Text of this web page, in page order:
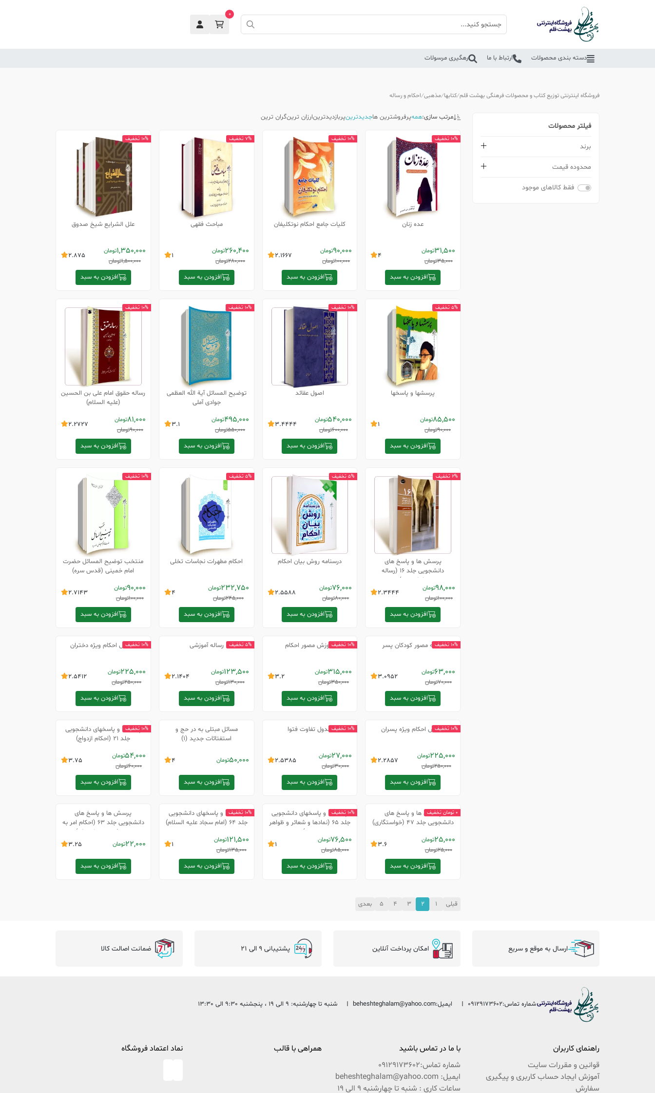
0
دسته بندی محصولات ارتباط با ما رهگیری مرسولات
فروشگاه اینترنتی توزیع کتاب و محصولات فرهنگی بهشت قلم کتابها مذهبی احکام و رساله
فیلتر محصولات
برند
محدوده قیمت
فقط کالاهای موجود
مرتب سازی:همهپرفروشترین هاجدیدترینپربازدیدترینارزان ترینگران ترین
عده زنان
31,500تومان
35,000تومان
4
افزودن به سبد
10% تخفیف
کلیات جامع احکام نوتکلیفان
90,000تومان
100,000تومان
2.1667
افزودن به سبد
10% تخفیف
مباحث فقهی
260,400تومان
280,000تومان
1
افزودن به سبد
7% تخفیف
علل الشرایع شیخ صدوق
1,350,000تومان
1,500,000تومان
2.875
افزودن به سبد
10% تخفیف
پرسشها و پاسخها
85,500تومان
90,000تومان
1
افزودن به سبد
5% تخفیف
اصول عقائد
540,000تومان
600,000تومان
3.4444
افزودن به سبد
10% تخفیف
توضیح المسائل آیة الله العظمی
جوادی آملی
495,000تومان
550,000تومان
3.1
افزودن به سبد
10% تخفیف
رساله حقوق امام علی بن الحسین
(علیه السلام)
81,000تومان
90,000تومان
2.2727
افزودن به سبد
10% تخفیف
پرسش ها و پاسخ های
دانشجویی جلد 16 (رساله
دانشجویی)
98,000تومان
100,000تومان
2.3444
افزودن به سبد
2% تخفیف
درسنامه روش بیان احکام
76,000تومان
80,000تومان
2.5588
افزودن به سبد
5% تخفیف
احکام مطهرات نجاسات تخلی
232,750تومان
245,000تومان
4
افزودن به سبد
5% تخفیف
منتخب توضیح المسائل حضرت
امام خمینی (قدس سره)
90,000تومان
100,000تومان
2.7143
افزودن به سبد
10% تخفیف
رساله مصور کودکان پسر
63,000تومان
70,000تومان
3.0952
افزودن به سبد
10% تخفیف آموزش مصور احکام
315,000تومان
350,000تومان
3.2
افزودن به سبد
10% تخفیف رساله آموزشی
123,500تومان
130,000تومان
2.1404
افزودن به سبد
5% تخفیف آموزش احکام ویژه دختران
225,000تومان
250,000تومان
2.5412
افزودن به سبد
10% تخفیف
آموزش احکام ویژه پسران
225,000تومان
250,000تومان
2.2857
افزودن به سبد
10% تخفیف جدول تفاوت فتوا
27,000تومان
30,000تومان
2.5385
افزودن به سبد
10% تخفیف
مسائل مبتلی به در حج و
استفتائات جدید (1)
50,000تومان 4
افزودن به سبد
پرسشها و پاسخهای دانشجویی
جلد 21 (احکام ازدواج)
54,000تومان
60,000تومان
3.75
افزودن به سبد
10% تخفیف
پرسش ها و پاسخ های
دانشجویی جلد 47 (خواستگاری)
25,000تومان
25,000تومان
3.6
افزودن به سبد
0 تومان تخفیف
پرسشها و پاسخهای دانشجویی
جلد 65 (نمادها و شعائر و ظواهر
دینی)
76,500تومان
85,000تومان
1
افزودن به سبد
10% تخفیف
پرسشها و پاسخهای دانشجویی
جلد 64 (امام سجاد علیه السلام)
121,500تومان
135,000تومان
1
افزودن به سبد
10% تخفیف
پرسش ها و پاسخ های
دانشجویی جلد 63 (احکام امر به
معروف و نهی از منکر)
22,000تومان 3.25
افزودن به سبد
قبلی 1
2
3
4
5 بعدی
ارسال به موقع و سریع امکان پرداخت آنلاین پشتیبانی 9 الی 21 ضمانت اصالت کالا
شماره تماس:09129173602 ایمیل:beheshteghalam@yahoo.com شنبه تا چهارشنبه: 9 الی 19 ، پنجشنبه 9:30 الی 13:30
راهنمای کاربران
قوانین و مقررات سایت
آموزش ایجاد حساب کاربری و پیگیری
سفارش
با ما در تماس باشید
شماره تماس:09129173602
ایمیل: beheshteghalam@yahoo.com
ساعات کاری : شنبه تا چهارشنبه 9 الی 19
همراهی با قالب نماد اعتماد فروشگاه